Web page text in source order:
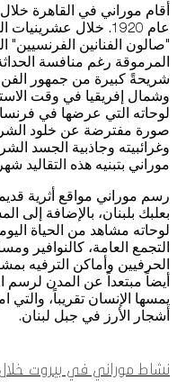
أقام موراني في القاهرة
عام 1920. خلال
"صالون الفنانين
المرموقة رغم منافسة
شريحةً كبيرة من جمهور
وشمال إفريقيا في وقت
لوحاته التي عرضها في
صورة مفترضة عن خلود الشرق
وغرائبيته وجاذبية الجسد
موراني بتبنيه هذه التقاليد
رسم موراني مواقع أثرية
بعلبك بلبنان، بالإضافة إلى
لوحاته مشاهد من الحياة
التجمع العامة، كالنوافير
الحرفيين وأماكن الترفيه
أيضاً مبتعداً عن المدن لرسم
يمسها الإنسان تقريباً،
أشجار الأرز في جبل لبنان.
نشاط موراني في بيروت خلال